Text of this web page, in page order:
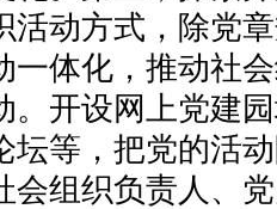
活动方式，除党
一体化，推动社
。开设网上党建
坛等，把党的活
会组织负责人、